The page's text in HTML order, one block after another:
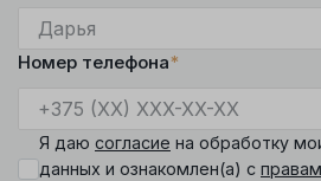
Номер телефона*
Я даю согласие на обработку
данных и ознакомлен(а) с